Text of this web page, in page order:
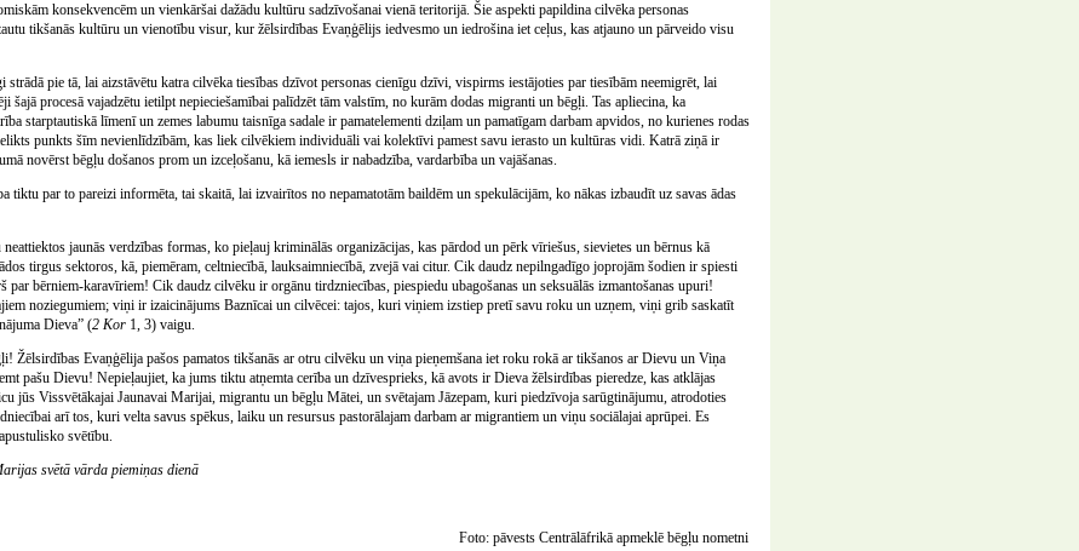
konsekvencēm un vienkāršai dažādu kultūru sadzīvošanai vienā teritorijā. Šie aspekti papildina cilvēka personas
tikšanās kultūru un vienotību visur, kur žēlsirdības Evaņģēlijs iedvesmo un iedrošina iet ceļus, kas atjauno un pārveido visu
pie tā, lai aizstāvētu katra cilvēka tiesības dzīvot personas cienīgu dzīvi, vispirms iestājoties par tiesībām neemigrēt, lai
šajā procesā vajadzētu ietilpt nepieciešamībai palīdzēt tām valstīm, no kurām dodas migranti un bēgļi. Tas apliecina, ka
starptautiskā līmenī un zemes labumu taisnīga sadale ir pamatelementi dziļam un pamatīgam darbam apvidos, no kurienes rodas
punkts šīm nevienlīdzībām, kas liek cilvēkiem individuāli vai kolektīvi pamest savu ierasto un kultūras vidi. Katrā ziņā ir
novērst bēgļu došanos prom un izceļošanu, kā iemesls ir nabadzība, vardarbība un vajāšanas.
tiktu par to pareizi informēta, tai skaitā, lai izvairītos no nepamatotām baildēm un spekulācijām, ko nākas izbaudīt uz savas ādas
jaunās verdzības formas, ko pieļauj kriminālās organizācijas, kas pārdod un pērk vīriešus, sievietes un bērnus kā
tirgus sektoros, kā, piemēram, celtniecībā, lauksaimniecībā, zvejā vai citur. Cik daudz nepilngadīgo joprojām šodien ir spiesti
par bērniem-karavīriem! Cik daudz cilvēku ir orgānu tirdzniecības, piespiedu ubagošanas un seksuālās izmantošanas upuri!
noziegumiem; viņi ir izaicinājums Baznīcai un cilvēcei: tajos, kuri viņiem izstiep pretī savu roku un uzņem, viņi grib saskatīt
Dieva” (2 Kor 1, 3) vaigu.
Žēlsirdības Evaņģēlija pašos pamatos tikšanās ar otru cilvēku un viņa pieņemšana iet roku rokā ar tikšanos ar Dievu un Viņa
pašu Dievu! Nepieļaujiet, ka jums tiktu atņemta cerība un dzīvesprieks, kā avots ir Dieva žēlsirdības pieredze, kas atklājas
jūs Vissvētākajai Jaunavai Marijai, migrantu un bēgļu Mātei, un svētajam Jāzepam, kuri piedzīvoja sarūgtinājumu, atrodoties
arī tos, kuri velta savus spēkus, laiku un resursus pastorālajam darbam ar migrantiem un viņu sociālajai aprūpei. Es
svētību.
svētā vārda piemiņas dienā
Foto: pāvests Centrālāfrikā apmeklē bēgļu nometni